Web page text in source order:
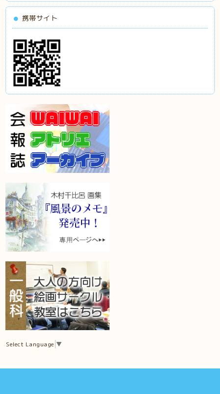
携帯サイト
Select Language ▼